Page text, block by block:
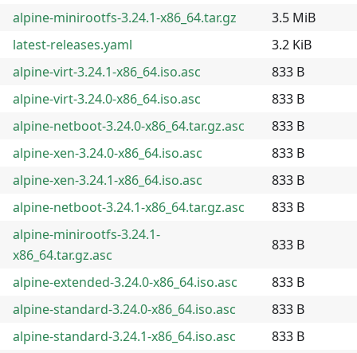
alpine-minirootfs-3.24.1-x86_64.tar.gz
3.5 MiB
latest-releases.yaml
3.2 KiB
alpine-virt-3.24.1-x86_64.iso.asc
833 B
alpine-virt-3.24.0-x86_64.iso.asc
833 B
alpine-netboot-3.24.0-x86_64.tar.gz.asc
833 B
alpine-xen-3.24.0-x86_64.iso.asc
833 B
alpine-xen-3.24.1-x86_64.iso.asc
833 B
alpine-netboot-3.24.1-x86_64.tar.gz.asc
833 B
alpine-minirootfs-3.24.1-
x86_64.tar.gz.asc
833 B
alpine-extended-3.24.0-x86_64.iso.asc
833 B
alpine-standard-3.24.0-x86_64.iso.asc
833 B
alpine-standard-3.24.1-x86_64.iso.asc
833 B